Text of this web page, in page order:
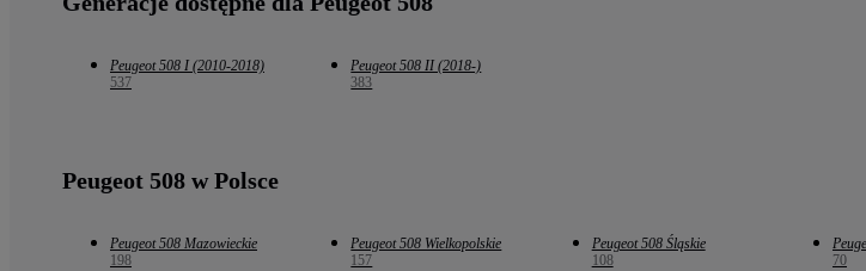
Peugeot 508 I (2010-2018)
537
Peugeot 508 II (2018-)
383
Peugeot 508 w Polsce
Peugeot 508 Mazowieckie
198
Peugeot 508 Wielkopolskie
157
Peugeot 508 Śląskie
108
70